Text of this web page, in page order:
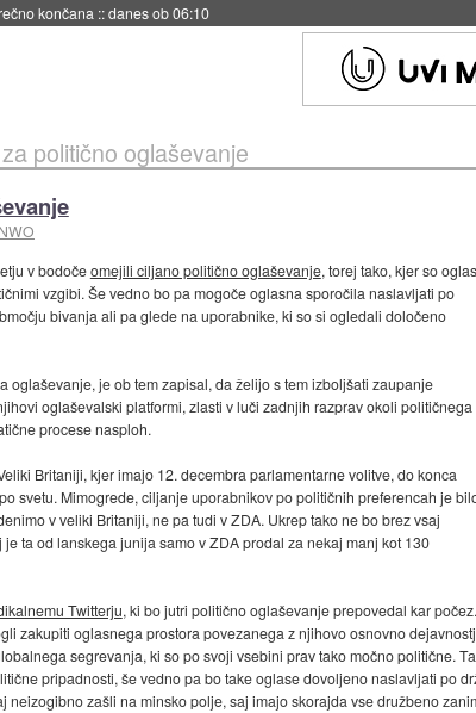
ob 06:09
politično oglaševanje
NWO
v bodočeomejili ciljano politično oglaševanje, torej tako, kjer so
vzgibi. Še vedno bo pa mogoče oglasna sporočila naslavljati po
bivanja ali pa glede na uporabnike, ki so si ogledali določeno
oglaševanje, je ob tem zapisal, da želijo s tem izboljšati zaupanje
oglaševalski platformi, zlasti v luči zadnjih razprav okoli političnega
procese nasploh.
Britaniji, kjer imajo 12. decembra parlamentarne volitve, do konca
svetu. Mimogrede, ciljanje uporabnikov po političnih preferencah je
v veliki Britaniji, ne pa tudi v ZDA. Ukrep tako ne bo brez vsaj
ta od lanskega junija samo v ZDA prodal za nekaj manj kot 130
Twitterju, ki bo jutri politično oglaševanje prepovedal kar
zakupiti oglasnega prostora povezanega z njihovo osnovno
segrevanja, ki so po svoji vsebini prav tako močno politične.
pripadnosti, še vedno pa bo take oglase dovoljeno naslavljati po
zašli na minsko polje, saj imajo skorajda vse družbeno